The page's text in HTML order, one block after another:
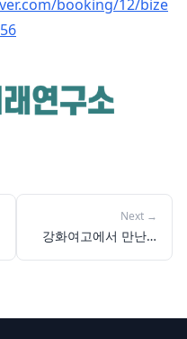
booking/12/bize
Next →
강화여고에서 만난 4